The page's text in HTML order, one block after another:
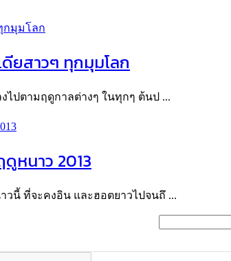
ดียสาวๆ ทุกมุมโลก
ปตามฤดูกาลต่างๆ ในทุกๆ ต้นป ...
หนาว 2013
วนี้ ที่จะคงอิน และฮอตยาวไปจนถึ ...